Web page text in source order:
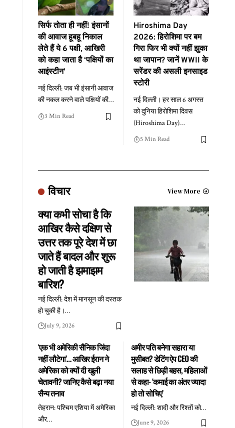
सिर्फ तोता ही नहीं! इंसानों
की आवाज हूबहू निकाल
लेते हैं ये 6 पक्षी, आखिरी
को कहा जाता है ‘पक्षियों का
आइंस्टीन’
नई दिल्ली: जब भी इंसानी आवाज
की नकल करने वाले पक्षियों की…
3 Min Read
Hiroshima Day
2026: हिरोशिमा पर बम
गिरा फिर भी क्यों नहीं झुका
था जापान? जानें WWII के
सरेंडर की असली इनसाइड
स्टोरी
नई दिल्ली। हर साल 6 अगस्त
को दुनिया हिरोशिमा दिवस
(Hiroshima Day)…
5 Min Read
विचार View More
क्या कभी सोचा है कि
आखिर कैसे दक्षिण से
उत्तर तक पूरे देश में छा
जाते हैं बादल और शुरू
हो जाती है झमाझम
बारिश?
नई दिल्ली: देश में मानसून की दस्तक
हो चुकी है।…
July 9, 2026
‘एक भी अमेरिकी सैनिक जिंदा
नहीं लौटेगा’… आखिर ईरान ने
अमेरिका को क्यों दी खुली
चेतावनी? जानिए कैसे बढ़ा नया
सैन्य तनाव
तेहरान: पश्चिम एशिया में अमेरिका
और…
अमीर पति बनेगा सहारा या
मुसीबत? डेटिंग ऐप CEO की
सलाह से छिड़ी बहस, महिलाओं
से कहा- ‘कमाई का अंतर ज्यादा
हो तो सोचिए’
नई दिल्ली: शादी और रिश्तों को…
June 9, 2026